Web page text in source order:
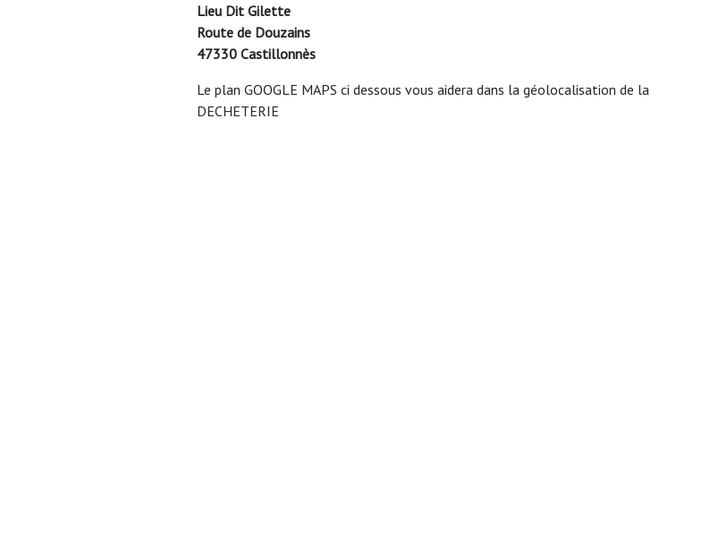
Lieu Dit Gilette
Route de Douzains
47330 Castillonnès
Le plan GOOGLE MAPS ci dessous vous aidera dans la géolocalisation de la
DECHETERIE